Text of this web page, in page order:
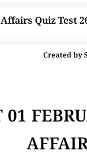
Quiz Test
Created by
01